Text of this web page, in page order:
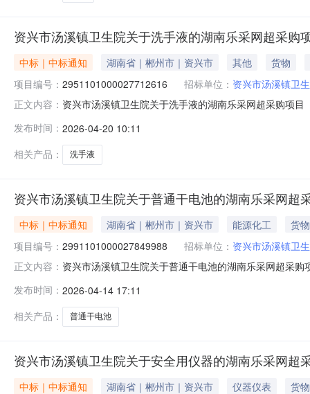
资兴市汤溪镇卫生院关于洗手液的湖南乐采网超采购
中标｜中标通知 湖南省｜郴州市｜资兴市 其他
货物
项目编号： 2951101000027712616 招标单位： 资兴市汤溪镇卫
正文内容： 资兴市汤溪镇卫生院关于洗手液的湖南乐采网超采购项
单位信息采购单位名称：资兴市汤溪镇卫生院采购单位
发布时间： 2026-04-20 10:11
相关产品：
洗手液
资兴市汤溪镇卫生院关于普通干电池的湖南乐采网超
中标｜中标通知 湖南省｜郴州市｜资兴市 能源化工
货物
项目编号： 2991101000027849988 招标单位： 资兴市汤溪镇卫
正文内容： 资兴市汤溪镇卫生院关于普通干电池的湖南乐采网超采
二、采购单位信息采购单位名称：资兴市汤溪镇卫生院
发布时间： 2026-04-14 17:11
相关产品：
普通干电池
资兴市汤溪镇卫生院关于安全用仪器的湖南乐采网超
中标｜中标通知 湖南省｜郴州市｜资兴市 仪器仪表
货物